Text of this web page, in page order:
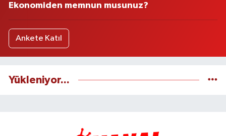
Ekonomiden memnun musunuz?
Ankete Katıl
Yükleniyor...